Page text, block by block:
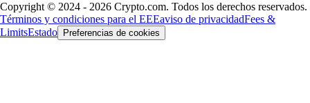
Copyright © 2024 - 2026 Crypto.com. Todos los derechos reservados.
Términos y condiciones para el EEEaviso de privacidadFees &
LimitsEstado Preferencias de cookies